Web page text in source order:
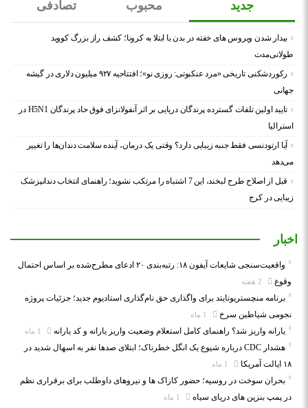
جدید محبوب تصادفی
بیدار شدن ویروس‌ های خفته در بدن با ابتلا به کرونا؛ کشف راز بزرگ کووید
طولانی‌مدت
رکوردشکنی تاریخی «مرد عنکبوتی: روزی نو»؛ افتتاحیه ۹۲۷ میلیون دلاری در گیشه
جهانی
تایید اولین تلفات گسترده پرندگان دریایی بر اثر آنفولانزای فوق حاد پرندگان H5N1 در
استرالیا
آیا ارتودنسی فقط جنبه زیبایی دارد؟ وقتی یک درمان، آینده سلامت دندان‌ها را تغییر
می‌دهد
قبل از اصلاح طرح لبخند، این 7 اشتباه را مرتکب نشوید؛ راهنمای انتخاب دندانپزشک
زیبایی در کرج
اخبار
واقعیت‌سنجی شایعات آیفون ۱۸: رتبه‌بندی ۲۰ ادعای مطرح‌شده بر اساس احتمال
وقوع
برنامه منچستریونایتد برای واگذاری حق نام‌گذاری استادیوم جدید؛ جزئیات پروژه
نجومی شیاطین سرخ
یارانه واریز شد؟ راهنمای کامل استعلام وضعیت واریز یارانه و کد یارانه
هشدار CDC درباره شیوع یک انگل خطرناک؛ ابتلای صدها نفر به اسهال شدید در
۱۸ ایالت آمریکا
بحران سوخت در روسیه؛ حضور کازاک‌ ها و نیروهای داوطلب برای برقراری نظم
در پمپ بنزین‌ های دریای سیاه